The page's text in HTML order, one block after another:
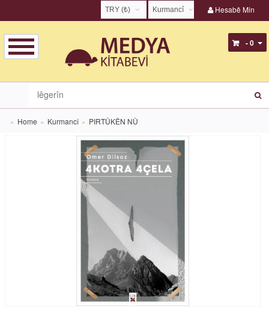
Hesabê Min
Kurmancî
Türkçe
Zazakî
TRY (₺)
EUR (€)
TRY (₺)
GBP (£)
- 0
Home Kurmancî PIRTÛKÊN NÛ